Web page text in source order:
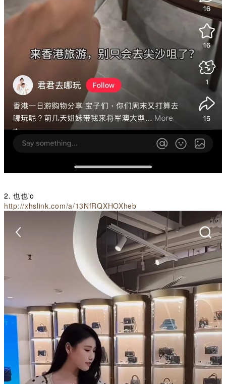
2. 也也'o
http://xhslink.com/a/13NfRQXHOXheb